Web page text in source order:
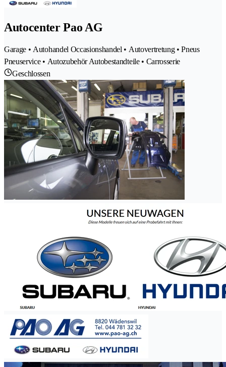
Autocenter Pao AG
Garage • Autohandel Occasionshandel • Autovertretung • Pneus
Pneuservice • Autozubehör Autobestandteile • Carrosserie
Geschlossen